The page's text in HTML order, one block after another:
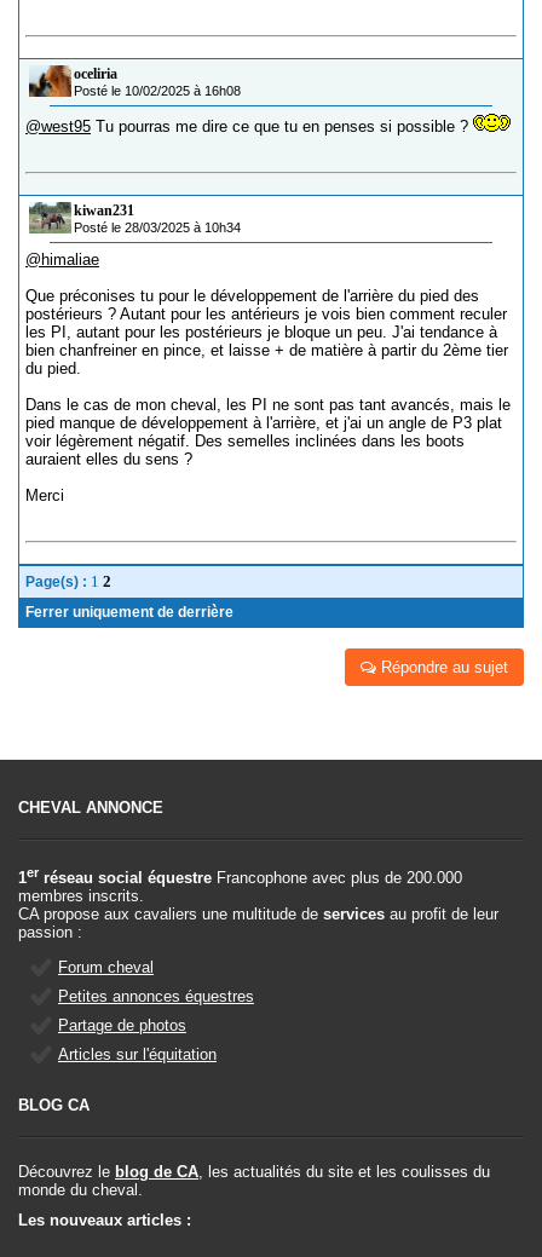
oceliria
Posté le 10/02/2025 à 16h08
@west95 Tu pourras me dire ce que tu en penses si possible ?
kiwan231
Posté le 28/03/2025 à 10h34
@himaliae
Que préconises tu pour le développement de l'arrière du pied des
postérieurs ? Autant pour les antérieurs je vois bien comment reculer
les PI, autant pour les postérieurs je bloque un peu. J'ai tendance à
bien chanfreiner en pince, et laisse + de matière à partir du 2ème tier
du pied.
Dans le cas de mon cheval, les PI ne sont pas tant avancés, mais le
pied manque de développement à l'arrière, et j'ai un angle de P3 plat
voir légèrement négatif. Des semelles inclinées dans les boots
auraient elles du sens ?
Merci
Page(s) : 1 2
Ferrer uniquement de derrière
Répondre au sujet
CHEVAL ANNONCE
1er réseau social équestre Francophone avec plus de 200.000
membres inscrits.
CA propose aux cavaliers une multitude de services au profit de leur
passion :
Forum cheval
Petites annonces équestres
Partage de photos
Articles sur l'équitation
BLOG CA
Découvrez le blog de CA, les actualités du site et les coulisses du
monde du cheval.
Les nouveaux articles :